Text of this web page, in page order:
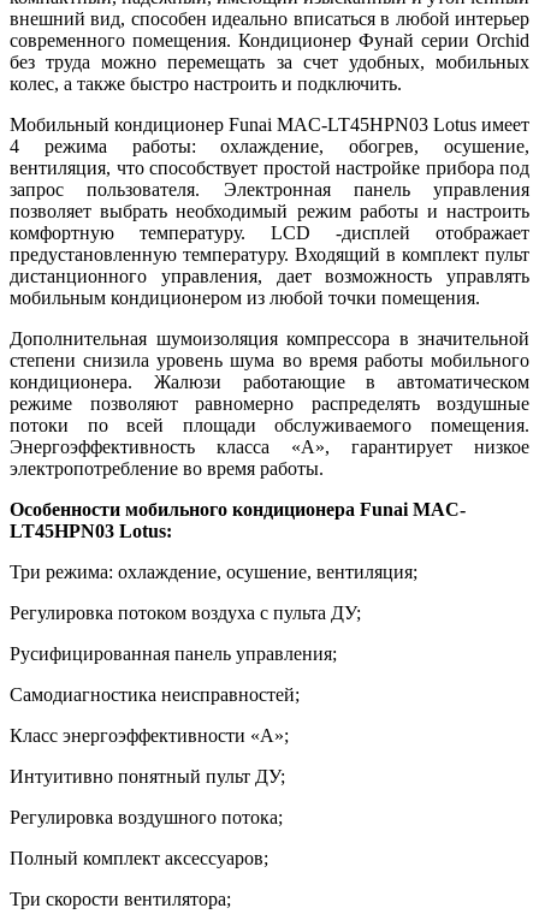
внешний вид, способен идеально вписаться в любой интерьер
современного помещения. Кондиционер Фунай серии Orchid
без труда можно перемещать за счет удобных, мобильных
колес, а также быстро настроить и подключить.
Мобильный кондиционер Funai MAC-LT45HPN03 Lotus имеет
4 режима работы: охлаждение, обогрев, осушение,
вентиляция, что способствует простой настройке прибора под
запрос пользователя. Электронная панель управления
позволяет выбрать необходимый режим работы и настроить
комфортную температуру. LCD -дисплей отображает
предустановленную температуру. Входящий в комплект пульт
дистанционного управления, дает возможность управлять
мобильным кондиционером из любой точки помещения.
Дополнительная шумоизоляция компрессора в значительной
степени снизила уровень шума во время работы мобильного
кондиционера. Жалюзи работающие в автоматическом
режиме позволяют равномерно распределять воздушные
потоки по всей площади обслуживаемого помещения.
Энергоэффективность класса «А», гарантирует низкое
электропотребление во время работы.
Особенности мобильного кондиционера Funai MAC-
LT45HPN03 Lotus:
Три режима: охлаждение, осушение, вентиляция;
Регулировка потоком воздуха с пульта ДУ;
Русифицированная панель управления;
Самодиагностика неисправностей;
Класс энергоэффективности «А»;
Интуитивно понятный пульт ДУ;
Регулировка воздушного потока;
Полный комплект аксессуаров;
Три скорости вентилятора;